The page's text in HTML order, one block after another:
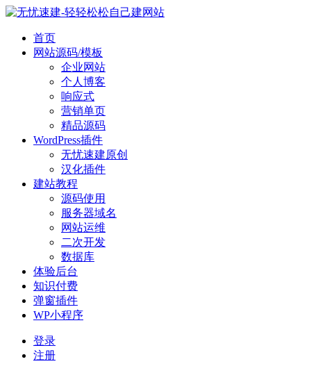
首页
网站源码/模板
企业网站
个人博客
响应式
营销单页
精品源码
WordPress插件
无忧速建原创
汉化插件
建站教程
源码使用
服务器域名
网站运维
二次开发
数据库
体验后台
知识付费
弹窗插件
WP小程序
登录
注册